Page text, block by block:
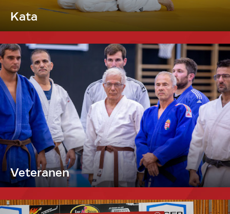
Kata
Veteranen